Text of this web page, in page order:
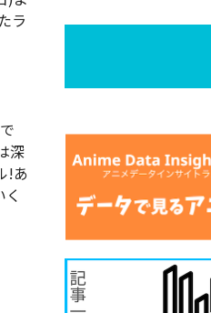
ラ
深
!あ